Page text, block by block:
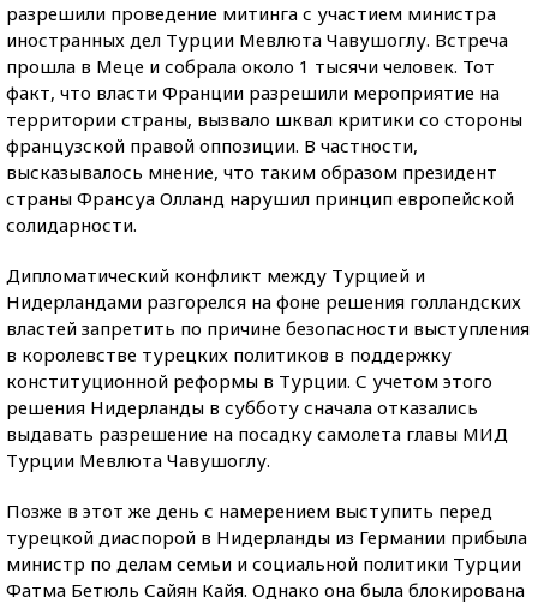
разрешили проведение митинга с участием министра
иностранных дел Турции Мевлюта Чавушоглу. Встреча
прошла в Меце и собрала около 1 тысячи человек. Тот
факт, что власти Франции разрешили мероприятие на
территории страны, вызвало шквал критики со стороны
французской правой оппозиции. В частности,
высказывалось мнение, что таким образом президент
страны Франсуа Олланд нарушил принцип европейской
солидарности.
Дипломатический конфликт между Турцией и
Нидерландами разгорелся на фоне решения голландских
властей запретить по причине безопасности выступления
в королевстве турецких политиков в поддержку
конституционной реформы в Турции. С учетом этого
решения Нидерланды в субботу сначала отказались
выдавать разрешение на посадку самолета главы МИД
Турции Мевлюта Чавушоглу.
Позже в этот же день с намерением выступить перед
турецкой диаспорой в Нидерланды из Германии прибыла
министр по делам семьи и социальной политики Турции
Фатма Бетюль Сайян Кайя. Однако она была блокирована